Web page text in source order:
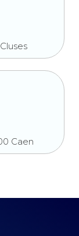
Caen